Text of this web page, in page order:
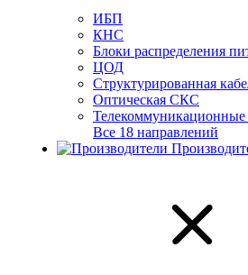
ИБП
КНС
Блоки распределения
ЦОД
Структурированная
Оптическая СКС
Все 18 направлений